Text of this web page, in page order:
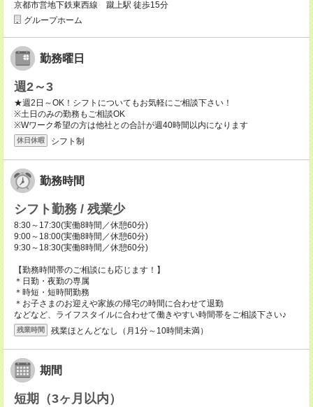
京都市営地下鉄東西線 蹴上駅 徒歩15分
グループホーム
勤務曜日
週2～3
★週2日～OK！シフトについてもお気軽にご相談下さい！
※土日のみの勤務もご相談OK
※Wワーク希望の方は他社との合計が週40時間以内になります
休日休暇 シフト制
勤務時間
シフト勤務 / 残業少
8:30～17:30(実働8時間／休憩60分)
9:00～18:00(実働8時間／休憩60分)
9:30～18:30(実働8時間／休憩60分)
【勤務時間帯のご相談にも応じます！】
＊日勤・夜勤の専属
＊時短・短時間勤務
＊お子さまのお迎えや家族の帰宅の時間に合わせて退勤
などなど、ライフスタイルに合わせて働きやすい時間帯をご相談下さい♪
残業時間 残業ほとんどなし（月1分～10時間未満）
期間
短期（3ヶ月以内）